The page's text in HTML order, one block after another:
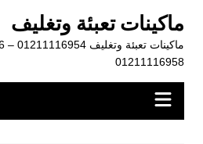
المحتوى
ماكينات تعبئة وتغليف
01211116958